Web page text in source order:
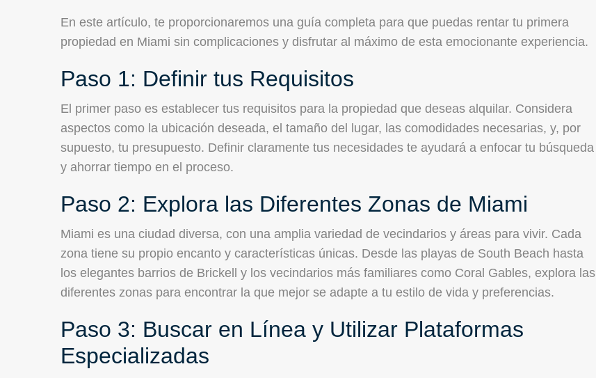
En este artículo, te proporcionaremos una guía completa para que puedas rentar tu primera
propiedad en Miami sin complicaciones y disfrutar al máximo de esta emocionante experiencia.
Paso 1: Definir tus Requisitos
El primer paso es establecer tus requisitos para la propiedad que deseas alquilar. Considera
aspectos como la ubicación deseada, el tamaño del lugar, las comodidades necesarias, y, por
supuesto, tu presupuesto. Definir claramente tus necesidades te ayudará a enfocar tu búsqueda
y ahorrar tiempo en el proceso.
Paso 2: Explora las Diferentes Zonas de Miami
Miami es una ciudad diversa, con una amplia variedad de vecindarios y áreas para vivir. Cada
zona tiene su propio encanto y características únicas. Desde las playas de South Beach hasta
los elegantes barrios de Brickell y los vecindarios más familiares como Coral Gables, explora las
diferentes zonas para encontrar la que mejor se adapte a tu estilo de vida y preferencias.
Paso 3: Buscar en Línea y Utilizar Plataformas
Especializadas